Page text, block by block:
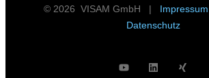
© 2026 VISAM GmbH | Impressum
Datenschutz